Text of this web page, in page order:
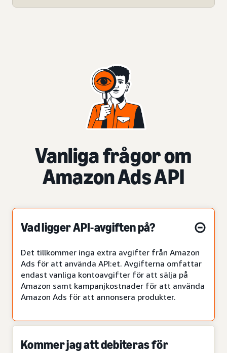
Vanliga frågor om
Amazon Ads API
Vad ligger API-avgiften på?
Det tillkommer inga extra avgifter från Amazon
Ads för att använda API:et. Avgifterna omfattar
endast vanliga kontoavgifter för att sälja på
Amazon samt kampanjkostnader för att använda
Amazon Ads för att annonsera produkter.
Kommer jag att debiteras för